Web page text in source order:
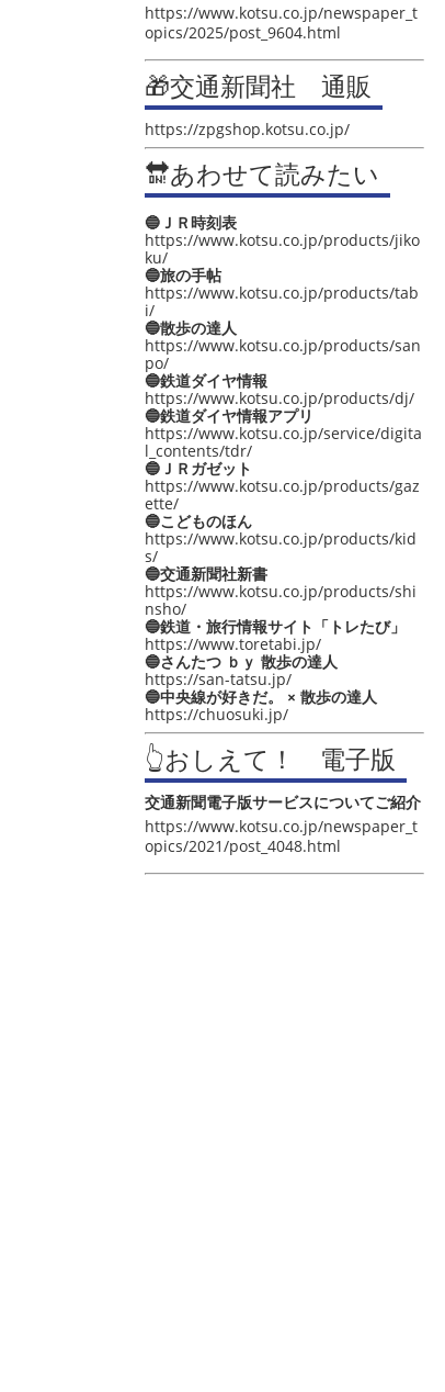
https://www.kotsu.co.jp/newspaper_t
opics/2025/post_9604.html
🎁交通新聞社 通販
https://zpgshop.kotsu.co.jp/
🔛あわせて読みたい
🔵ＪＲ時刻表
https://www.kotsu.co.jp/products/jiko
ku/
🔵旅の手帖
https://www.kotsu.co.jp/products/tab
i/
🔵散歩の達人
https://www.kotsu.co.jp/products/san
po/
🔵鉄道ダイヤ情報
https://www.kotsu.co.jp/products/dj/
🔵鉄道ダイヤ情報アプリ
https://www.kotsu.co.jp/service/digita
l_contents/tdr/
🔵ＪＲガゼット
https://www.kotsu.co.jp/products/gaz
ette/
🔵こどものほん
https://www.kotsu.co.jp/products/kid
s/
🔵交通新聞社新書
https://www.kotsu.co.jp/products/shi
nsho/
🔵鉄道・旅行情報サイト「トレたび」
https://www.toretabi.jp/
🔵さんたつ ｂｙ 散歩の達人
https://san-tatsu.jp/
🔵中央線が好きだ。 × 散歩の達人
https://chuosuki.jp/
👆おしえて！ 電子版
交通新聞電子版サービスについてご紹介
https://www.kotsu.co.jp/newspaper_t
opics/2021/post_4048.html